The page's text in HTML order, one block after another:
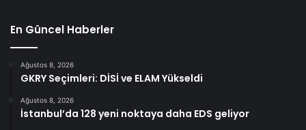
En Güncel Haberler
Ağustos 8, 2026
GKRY Seçimleri: DİSİ ve ELAM Yükseldi
Ağustos 8, 2026
İstanbul’da 128 yeni noktaya daha EDS geliyor